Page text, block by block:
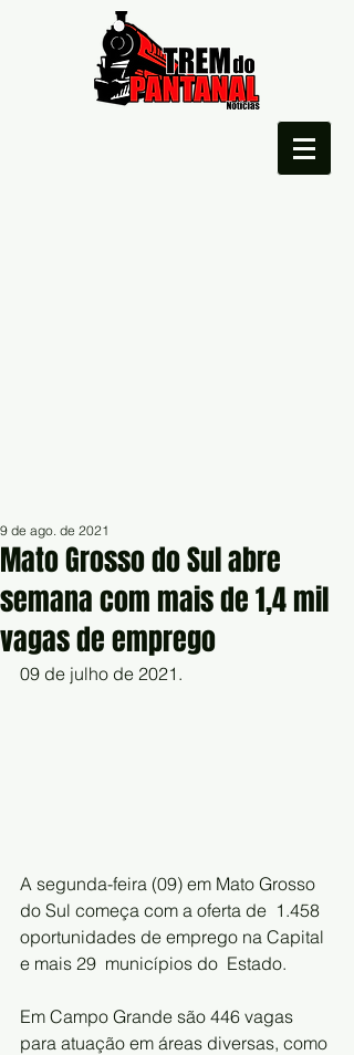
Mato Grosso do Sul abre
semana com mais de 1,4 mil
vagas de emprego
9 de ago. de 2021
09 de julho de 2021.
A segunda-feira (09) em Mato Grosso
do Sul começa com a oferta de  1.458
oportunidades de emprego na Capital
e mais 29  municípios do  Estado.
Em Campo Grande são 446 vagas
para atuação em áreas diversas, como